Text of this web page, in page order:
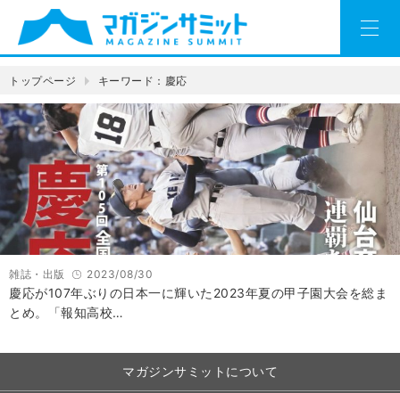
トップページ キーワード：慶応
雑誌・出版 2023/08/30
慶応が107年ぶりの日本一に輝いた2023年夏の甲子園大会を総ま
とめ。「報知高校…
マガジンサミットについて